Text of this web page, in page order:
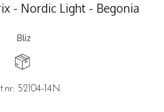
- Nordic Light - Begonia
Bliz
52104-14N